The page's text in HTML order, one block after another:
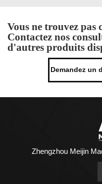
Vous ne trouvez pas
Contactez nos
d'autres produits
Demandez un
Zhengzhou Meijin